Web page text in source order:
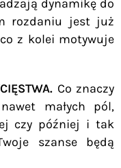
dynamikę do
rozdaniu jest już
z kolei motywuje
Co znaczy
małych pól,
czy później i tak
szanse będą